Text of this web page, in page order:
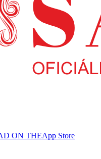
ON THEApp Store